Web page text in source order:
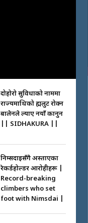
दोहोरो सुविधाको नाममा
राज्यमाथिको ब्रह्मलुट रोक्न
बालेनले ल्याए नयाँ कानुन
|| SIDHAKURA ||
निम्सदाइसँगै अस्ताएका
रेकर्डहोल्डर आरोहीहरू |
Record-breaking
climbers who set
foot with Nimsdai |